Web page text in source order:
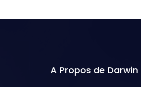
A Propos de Darwin